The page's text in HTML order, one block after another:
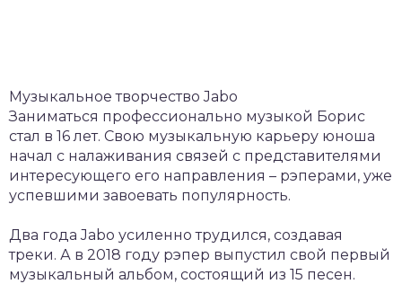
Музыкальное творчество Jabo
Заниматься профессионально музыкой Борис
стал в 16 лет. Свою музыкальную карьеру юноша
начал с налаживания связей с представителями
интересующего его направления – рэперами, уже
успевшими завоевать популярность.
Два года Jabo усиленно трудился, создавая
треки. А в 2018 году рэпер выпустил свой первый
музыкальный альбом, состоящий из 15 песен.